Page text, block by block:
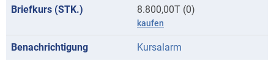
8.800,00T (0)
kaufen
Kursalarm